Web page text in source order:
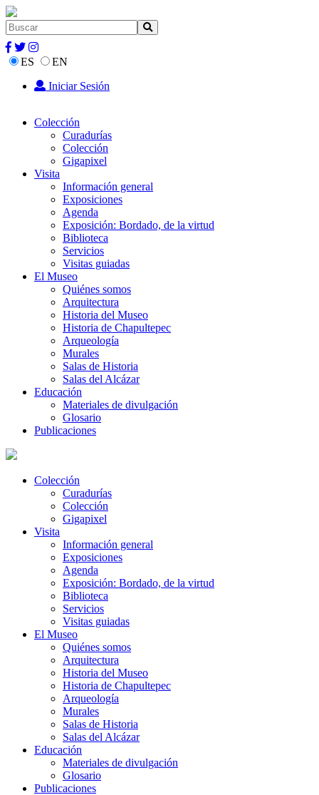
ES
EN
Iniciar Sesión
Colección
Curadurías
Colección
Gigapixel
Visita
Información general
Exposiciones
Agenda
Exposición: Bordado, de la virtud
Biblioteca
Servicios
Visitas guiadas
El Museo
Quiénes somos
Arquitectura
Historia del Museo
Historia de Chapultepec
Arqueología
Murales
Salas de Historia
Salas del Alcázar
Educación
Materiales de divulgación
Glosario
Publicaciones
Colección
Curadurías
Colección
Gigapixel
Visita
Información general
Exposiciones
Agenda
Exposición: Bordado, de la virtud
Biblioteca
Servicios
Visitas guiadas
El Museo
Quiénes somos
Arquitectura
Historia del Museo
Historia de Chapultepec
Arqueología
Murales
Salas de Historia
Salas del Alcázar
Educación
Materiales de divulgación
Glosario
Publicaciones